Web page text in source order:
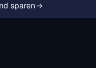
sparen